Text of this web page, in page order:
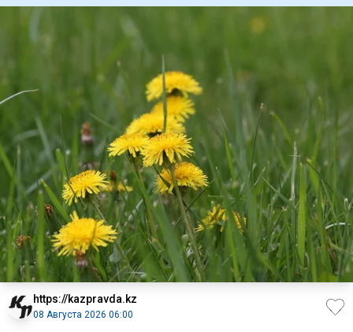
https://kazpravda.kz
08 Августа 2026 06:00